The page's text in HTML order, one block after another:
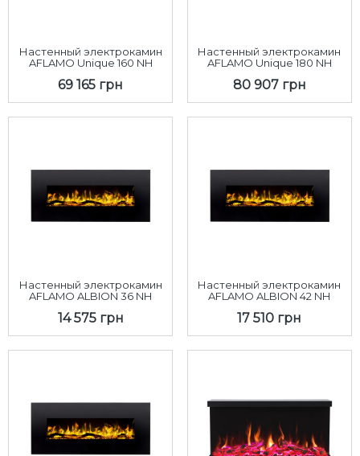
Настенный электрокамин
AFLAMO Unique 160 NH
69 165 грн
Настенный электрокамин
AFLAMO Unique 180 NH
80 907 грн
Настенный электрокамин
AFLAMO ALBION 36 NH
14 575 грн
Настенный электрокамин
AFLAMO ALBION 42 NH
17 510 грн